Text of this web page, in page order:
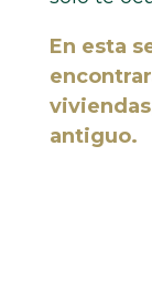
En esta
antiguo.